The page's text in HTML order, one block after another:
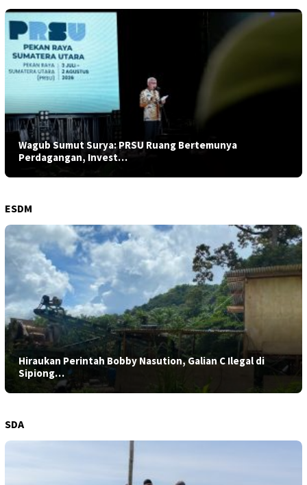
Wagub Sumut Surya: PRSU Ruang Bertemunya
Perdagangan, Invest…
ESDM
Hiraukan Perintah Bobby Nasution, Galian C Ilegal di
Sipiong…
SDA